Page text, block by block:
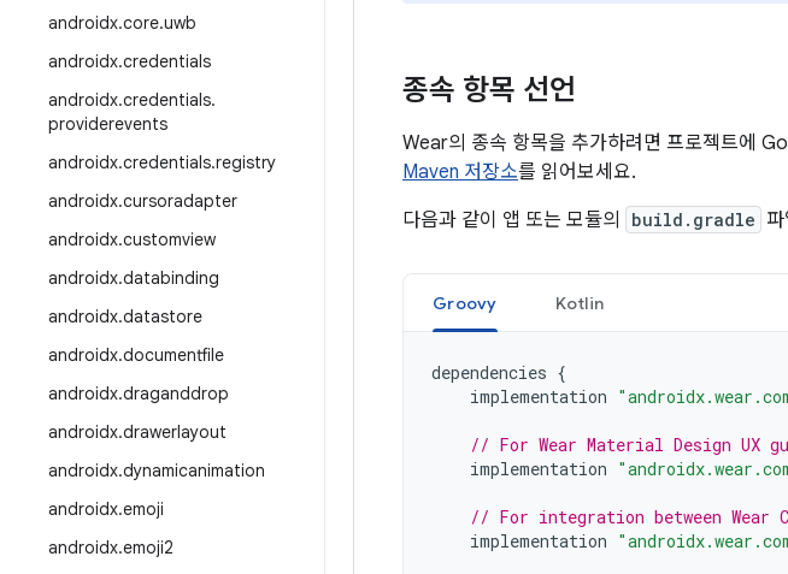
androidx.core.uwb
androidx.credentials
androidx.credentials.
providerevents
androidx.credentials.registry
androidx.cursoradapter
androidx.customview
androidx.databinding
androidx.datastore
androidx.documentfile
androidx.draganddrop
androidx.drawerlayout
androidx.dynamicanimation
androidx.emoji
androidx.emoji2
종속 항목 선언
Wear의 종속 항목을 추가하려면 프로젝트에
Maven 저장소를 읽어보세요.
다음과 같이 앱 또는 모듈의
build.gradle
Groovy Kotlin
dependencies {
implementation
// For Wear Material Design UX
implementation
// For integration between Wear
implementation